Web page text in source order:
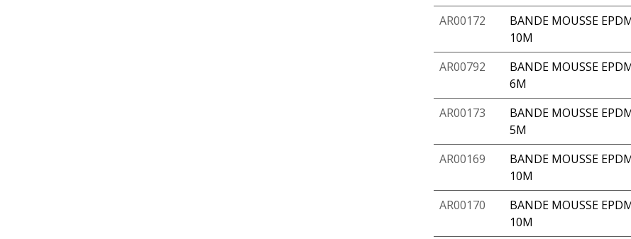
AR00172
BANDE MOUSSE
10M
AR00792
BANDE MOUSSE
6M
AR00173
BANDE MOUSSE
5M
AR00169
BANDE MOUSSE
10M
AR00170
BANDE MOUSSE
10M